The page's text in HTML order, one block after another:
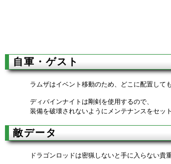
自軍・ゲスト
ラムザはイベント移動のため、どこに配置して
ディバインナイトは剛剣を使用するので、
装備を破壊されないようにメンテナンスをセッ
敵データ
ドラゴンロッドは密猟しないと手に入らない貴